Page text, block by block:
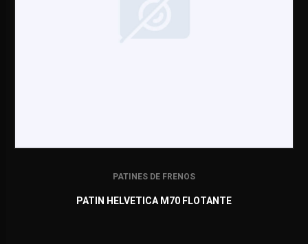
PATINES DE FRENOS
PATIN HELVETICA M70 FLOTANTE